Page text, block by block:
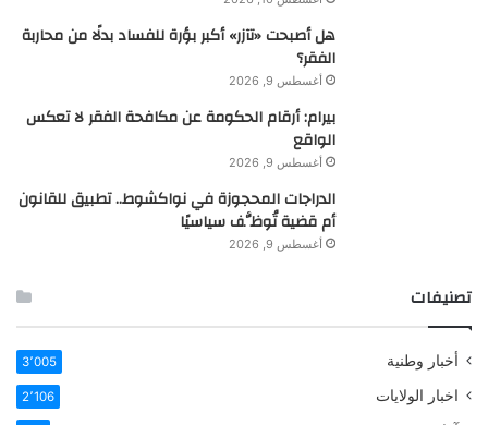
هل أصبحت «تآزر» أكبر بؤرة للفساد بدلًا من محاربة
الفقر؟
أغسطس 9, 2026
بيرام: أرقام الحكومة عن مكافحة الفقر لا تعكس
الواقع
أغسطس 9, 2026
الدراجات المحجوزة في نواكشوط.. تطبيق للقانون
أم قضية تُوظَّف سياسيًا
أغسطس 9, 2026
تصنيفات
أخبار وطنية 3٬005
اخبار الولايات 2٬106